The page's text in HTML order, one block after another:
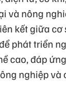
và nông
kết giữa cơ
phát triển
cao, đáp
nghiệp và